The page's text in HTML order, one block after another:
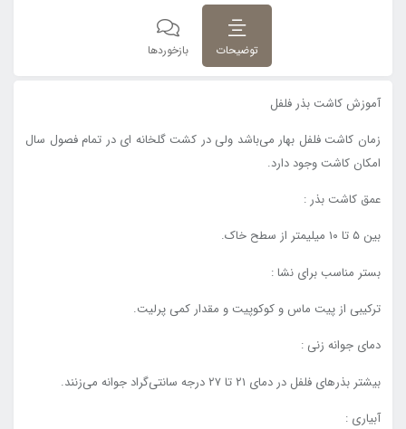
توضیحات بازخوردها
آموزش کاشت بذر فلفل
زمان کاشت فلفل بهار می‌باشد ولی در کشت گلخانه ای در تمام فصول سال
امکان کاشت وجود دارد.
عمق کاشت بذر :
بین ۵ تا ۱۰ میلیمتر از سطح خاک.
بستر مناسب برای نشا :
ترکیبی از پیت ماس و کوکوپیت و مقدار کمی پرلیت.
دمای جوانه زنی :
بیشتر بذرهای فلفل در دمای ۲۱ تا ۲۷ درجه سانتی‌گراد جوانه می‌زنند.
آبیاری :